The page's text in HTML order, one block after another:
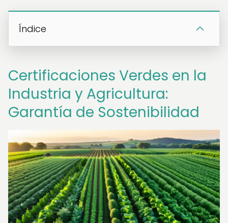
Índice
Certificaciones Verdes en la
Industria y Agricultura:
Garantía de Sostenibilidad